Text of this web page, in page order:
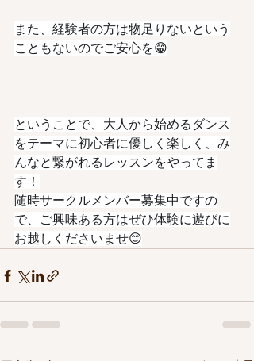
また、経験者の方は物足りないという
こともないのでご安心を😁
ということで、大人から始めるダンス
をテーマに初心者に優しく楽しく、み
んなと繋がれるレッスンをやってま
す！
随時サークルメンバー募集中ですの
で、ご興味ある方はぜひ体験に遊びに
お越しくださいませ😊